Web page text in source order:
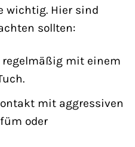
wichtig. Hier sind
sollten:
regelmäßig mit einem
mit aggressiven
oder